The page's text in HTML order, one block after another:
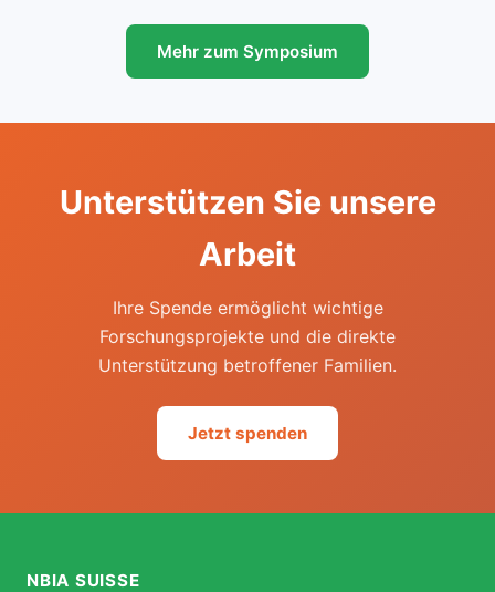
Mehr zum Symposium
Unterstützen Sie unsere
Arbeit
Ihre Spende ermöglicht wichtige
Forschungsprojekte und die direkte
Unterstützung betroffener Familien.
Jetzt spenden
NBIA SUISSE